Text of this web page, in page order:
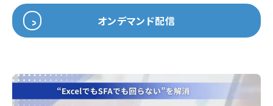
オンデマンド配信